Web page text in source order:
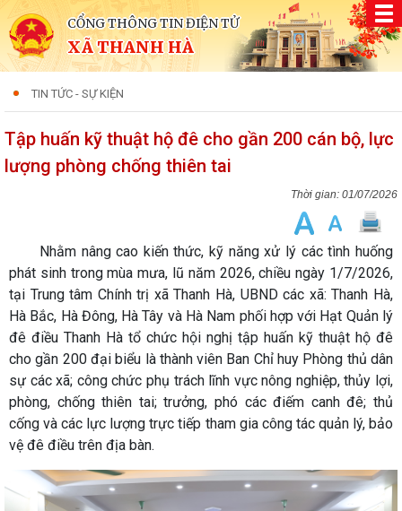
CỔNG THÔNG TIN ĐIỆN TỬ
XÃ THANH HÀ
TIN TỨC - SỰ KIỆN
Tập huấn kỹ thuật hộ đê cho gần 200 cán bộ, lực
lượng phòng chống thiên tai
01/07/2026
Nhằm nâng cao kiến thức, kỹ năng xử lý các tình huống
phát sinh trong mùa mưa, lũ năm 2026, chiều ngày 1/7/2026,
tại Trung tâm Chính trị xã Thanh Hà, UBND các xã: Thanh Hà,
Hà Bắc, Hà Đông, Hà Tây và Hà Nam phối hợp với Hạt Quản lý
đê điều Thanh Hà tổ chức hội nghị tập huấn kỹ thuật hộ đê
cho gần 200 đại biểu là thành viên Ban Chỉ huy Phòng thủ dân
sự các xã; công chức phụ trách lĩnh vực nông nghiệp, thủy lợi,
phòng, chống thiên tai; trưởng, phó các điếm canh đê; thủ
cống và các lực lượng trực tiếp tham gia công tác quản lý, bảo
vệ đê điều trên địa bàn.